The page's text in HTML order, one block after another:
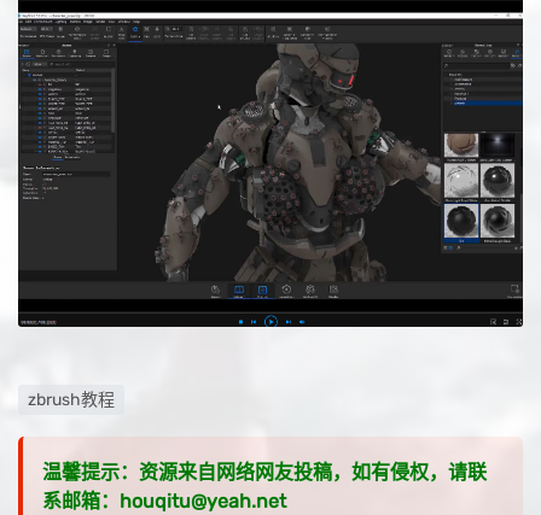
zbrush教程
温馨提示：资源来自网络网友投稿，如有侵权，请联
系邮箱：houqitu@yeah.net